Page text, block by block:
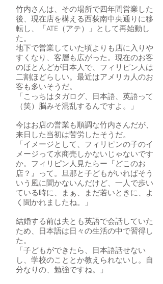
竹内さんは、その場所で四年間営業した
後、現在店を構える西荻南中央通りに移
転し、「ATE（アテ）」として再始動し
た。
地下で営業していた頃よりも店に入りや
すくなり、客層も広がった。現在のお客
のほとんどが日本人で、フィリピン人は
二割ほどらしい。最近はアメリカ人のお
客も多いそうだ。
「こっちはタガログ、日本語、英語って
（笑）脳みそ混乱するんですよ。」
今はお店の営業も順調な竹内さんだが、
来日した当初は苦労したそうだ。
「イメージとして、フィリピンの子のイ
メージって水商売しかないじゃないです
か。フィリピン人見たらー『どこのお
店？』って。旦那と子どもがいればそう
いう風に聞かないんだけど、一人で歩い
ている時に、まぁ、まだ若いときに、よ
く聞かれましたね。」
結婚する前は夫とも英語で会話していた
ため、日本語は日々の生活の中で習得し
た。
「子どもができたら、日本語話せない
し、学校のこととか教えられないし。自
分なりの、勉強ですね。」